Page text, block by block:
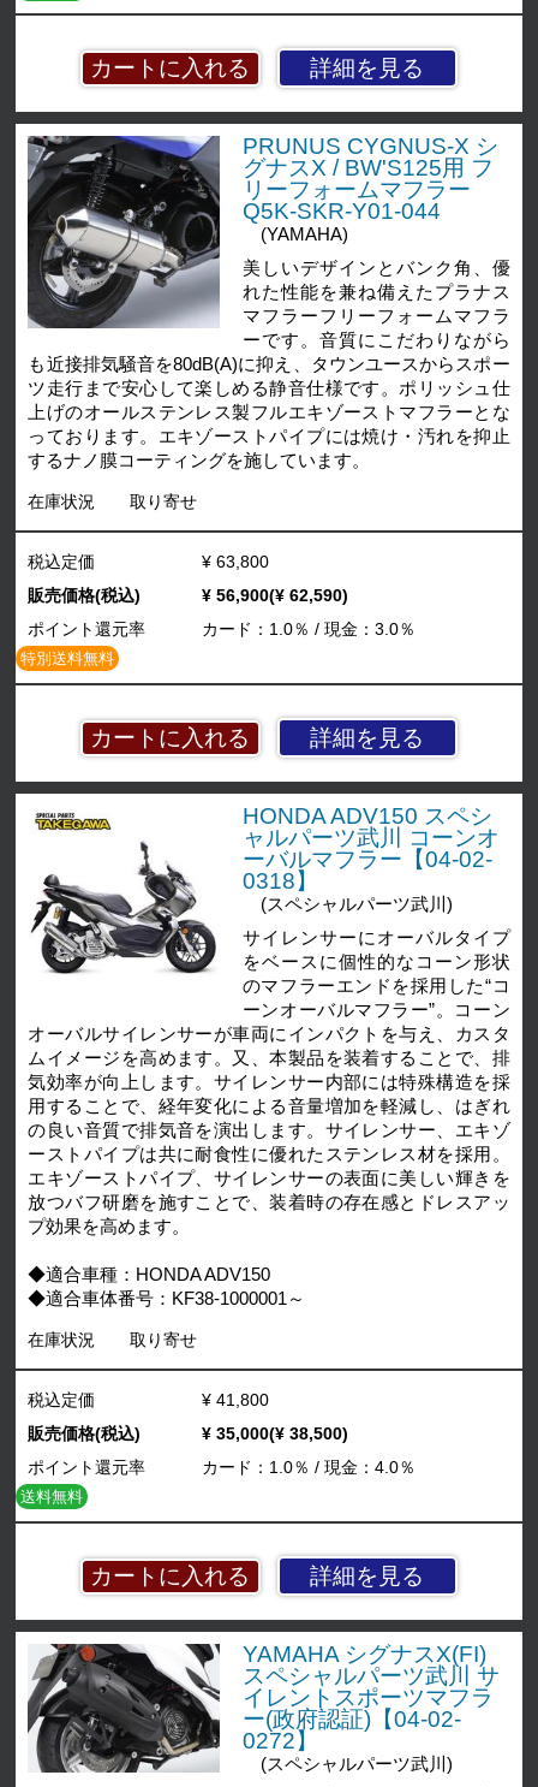
詳細を見る
PRUNUS CYGNUS-X シ
グナスX / BW'S125用 フ
リーフォームマフラー
Q5K-SKR-Y01-044
(YAMAHA)
美しいデザインとバンク角、優
れた性能を兼ね備えたプラナス
マフラーフリーフォームマフラ
ーです。音質にこだわりながら
も近接排気騒音を80dB(A)に抑え、タウンユースからスポー
ツ走行まで安心して楽しめる静音仕様です。ポリッシュ仕
上げのオールステンレス製フルエキゾーストマフラーとな
っております。エキゾーストパイプには焼け・汚れを抑止
するナノ膜コーティングを施しています。
在庫状況 取り寄せ
詳細を見る
税込定価
¥ 63,800
販売価格(税込)
¥ 56,900(¥ 62,590)
ポイント還元率
カード：1.0％ / 現金：3.0％
特別送料無料
HONDA ADV150 スペシ
ャルパーツ武川 コーンオ
ーバルマフラー【04-02-
0318】
(スペシャルパーツ武川)
サイレンサーにオーバルタイプ
をベースに個性的なコーン形状
のマフラーエンドを採用した“コ
ーンオーバルマフラー”。コーン
オーバルサイレンサーが車両にインパクトを与え、カスタ
ムイメージを高めます。又、本製品を装着することで、排
気効率が向上します。サイレンサー内部には特殊構造を採
用することで、経年変化による音量増加を軽減し、はぎれ
の良い音質で排気音を演出します。サイレンサー、エキゾ
ーストパイプは共に耐食性に優れたステンレス材を採用。
エキゾーストパイプ、サイレンサーの表面に美しい輝きを
放つバフ研磨を施すことで、装着時の存在感とドレスアッ
プ効果を高めます。
◆適合車種：HONDA ADV150
◆適合車体番号：KF38-1000001～
在庫状況 取り寄せ
詳細を見る
税込定価
¥ 41,800
販売価格(税込)
¥ 35,000(¥ 38,500)
ポイント還元率
カード：1.0％ / 現金：4.0％
送料無料
YAMAHA シグナスX(FI)
スペシャルパーツ武川 サ
イレントスポーツマフラ
ー(政府認証)【04-02-
0272】
(スペシャルパーツ武川)